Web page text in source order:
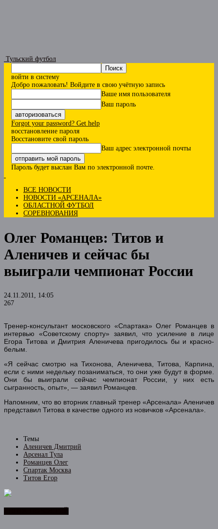
Тульский футбол
войти в систему
Добро пожаловать! Войдите в свою учётную запись
Ваше имя пользователя
Ваш пароль
Forgot your password? Get help
восстановление пароля
Восстановите свой пароль
Ваш адрес электронной почты
Пароль будет выслан Вам по электронной почте.
ВСЕ НОВОСТИ
НОВОСТИ «АРСЕНАЛА»
ОБЛАСТНОЙ ФУТБОЛ
СОРЕВНОВАНИЯ
Олег Романцев: Титов и
Аленичев и сейчас бы
выиграли чемпионат России
24.11.2011, 14:05
267
Тренер-консультант московского «Спартака» Олег Романцев в
интервью «Советскому спорту» заявил, что усиление в лице
Егора Титова и Дмитрия Аленичева пригодилось бы и красно-
белым.
«Я сейчас смотрю на Тихонова, Аленичева, Титова, Карпина,
если с ними недельку позаниматься, то они уже будут в форме.
Они бы выиграли сейчас чемпионат России, у них есть
сыгранность, опыт», — заявил Романцев.
Напомним, что во вторник главный тренер «Арсенала» Аленичев
представил Титова в качестве одного из новичков «Арсенала».
Темы
Аленичев Дмитрий
Арсенал Тула
Романцев Олег
Спартак Москва
Титов Егор